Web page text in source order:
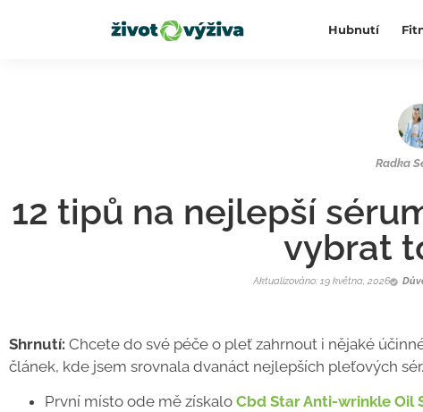
Hubnutí
Radka
12 tipů na nejlepší
vybrat
Aktualizováno: 19 května, 2026
Shrnutí: Chcete do své péče o pleť zahrnout i nějaké
článek, kde jsem srovnala dvanáct nejlepších pleťových
První místo ode mě získalo Cbd Star Anti-wrinkle Oil